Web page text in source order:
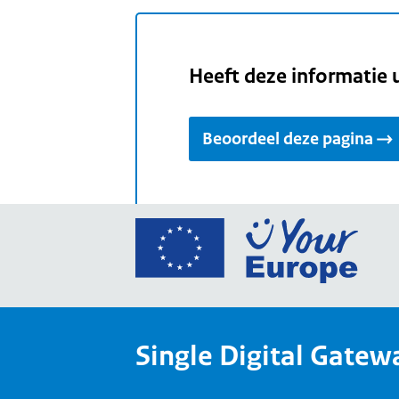
Heeft deze informatie
Beoordeel deze pagina
Ga
Your
Single Digital